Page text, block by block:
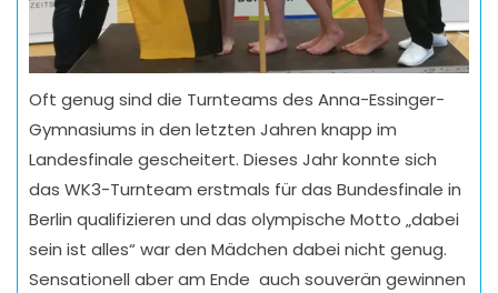
Oft genug sind die Turnteams des Anna-Essinger-
Gymnasiums in den letzten Jahren knapp im
Landesfinale gescheitert. Dieses Jahr konnte sich
das WK3-Turnteam erstmals für das Bundesfinale in
Berlin qualifizieren und das olympische Motto „dabei
sein ist alles“ war den Mädchen dabei nicht genug.
Sensationell aber am Ende auch souverän gewinnen